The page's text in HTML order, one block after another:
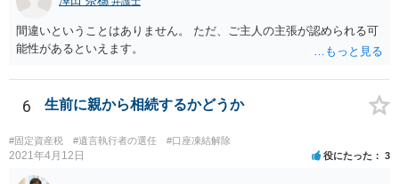
間違いということはありません。 ただ、ご主人の主張が認められる可
能性があるといえます。
6 生前に親から相続するかどうか
#固定資産税 #遺言執行者の選任 #口座凍結解除
2021年4月12日 役にたった 3